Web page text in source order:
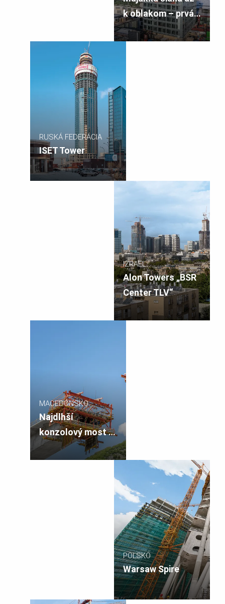
k oblakom – prvá
obytná veža vo
Fínsku
RUSKÁ FEDERÁCIA
ISET Tower
IZRAEL
Alon Towers „BSR
Center TLV“
MACEDÓNSKO
Najdlhší
konzolový most v
Severnom
Macedónsku
POĽSKO
Warsaw Spire